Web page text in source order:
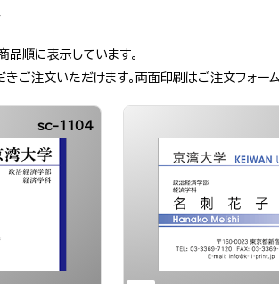
順に表示しています。
ご注文いただけます。両面印刷はご注文フォー
sc-1104